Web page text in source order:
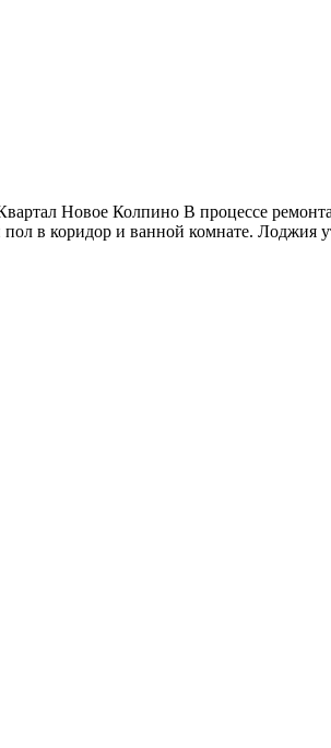
Новое Колпино В процессе
в коридор и ванной комнате. Лоджия